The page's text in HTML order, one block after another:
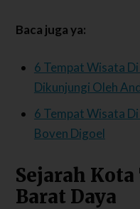
Baca juga ya:
6 Tempat Wisata
Dikunjungi Oleh
6 Tempat Wisata
Boven Digoel
Sejarah
Barat Daya